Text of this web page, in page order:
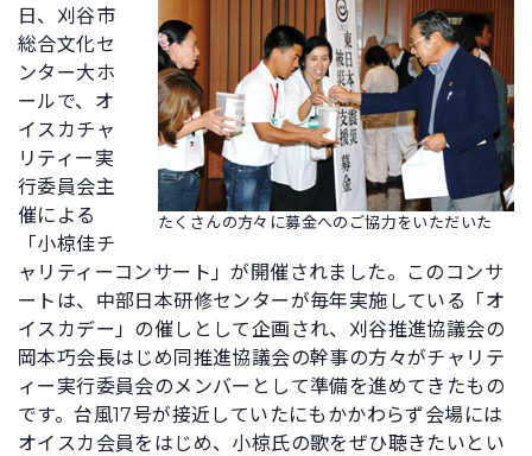
たくさんの方々に募金へのご協力をいただいた
日、刈谷市
総合文化セ
ンター大ホ
ールで、オ
イスカチャ
リティー実
行委員会主
催による
「小椋佳チ
ャリティーコンサート」が開催されました。このコンサ
ートは、中部日本研修センターが毎年実施している「オ
イスカデー」の催しとして企画され、刈谷推進協議会の
岡本巧会長はじめ同推進協議会の幹事の方々がチャリテ
ィー実行委員会のメンバーとして準備を進めてきたもの
です。台風17号が接近していたにもかかわらず会場には
オイスカ会員をはじめ、小椋氏の歌をぜひ聴きたいとい